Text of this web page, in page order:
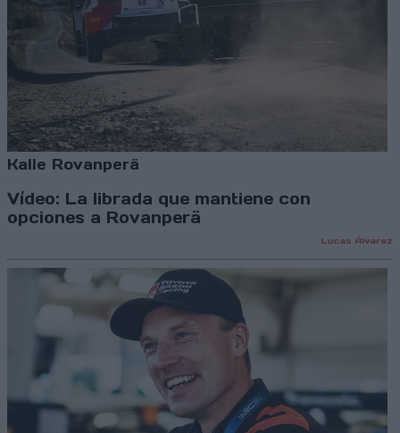
Kalle Rovanperä
Vídeo: La librada que mantiene con
opciones a Rovanperä
Lucas Álvarez